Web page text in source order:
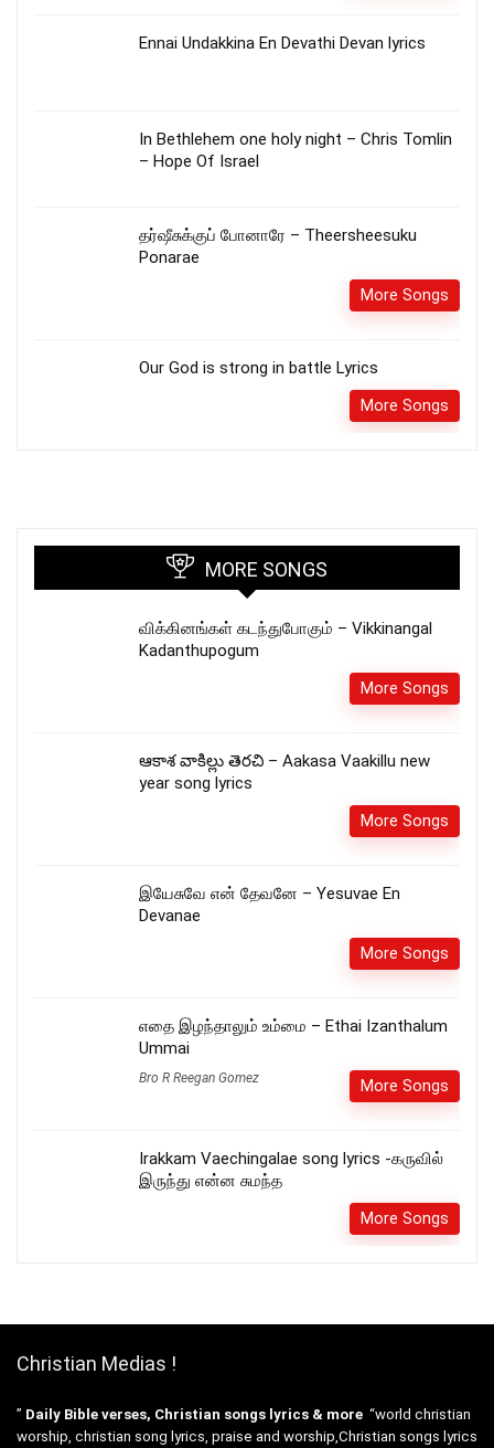
Ennai Undakkina En Devathi Devan lyrics
In Bethlehem one holy night – Chris Tomlin
– Hope Of Israel
தர்ஷீசுக்குப் போனாரே – Theersheesuku
Ponarae
More Songs
Our God is strong in battle Lyrics
More Songs
MORE SONGS
விக்கினங்கள் கடந்துபோகும் – Vikkinangal
Kadanthupogum
More Songs
ఆకాశ వాకిల్లు తెరచి – Aakasa Vaakillu new
year song lyrics
More Songs
இயேசுவே என் தேவனே – Yesuvae En
Devanae
More Songs
எதை இழந்தாலும் உம்மை – Ethai Izanthalum
Ummai
Bro R Reegan Gomez More Songs
Irakkam Vaechingalae song lyrics -கருவில்
இருந்து என்ன சுமந்த
More Songs
Christian Medias !
” Daily Bible verses, Christian songs lyrics & more “world christian
worship, christian song lyrics, praise and worship,Christian songs lyrics